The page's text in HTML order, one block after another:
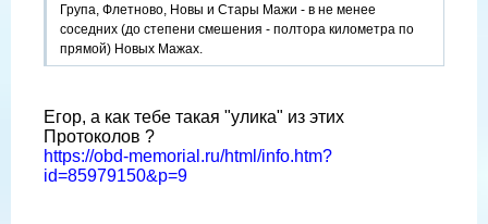
Група, Флетново, Новы и Стары Мажи - в не менее
соседних (до степени смешения - полтора километра по
прямой) Новых Мажах.
Егор, а как тебе такая "улика" из этих
Протоколов ?
https://obd-memorial.ru/html/info.htm?
id=85979150&p=9